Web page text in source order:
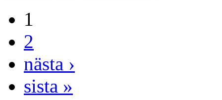
1
2
nästa ›
sista »